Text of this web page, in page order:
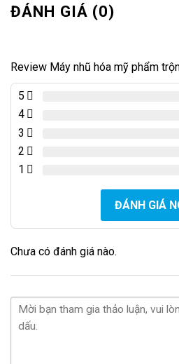
ĐÁNH GIÁ (0)
Review Máy nhũ hóa mỹ phẩm
5
4
3
2
1
ĐÁNH GIÁ
Chưa có đánh giá nào.